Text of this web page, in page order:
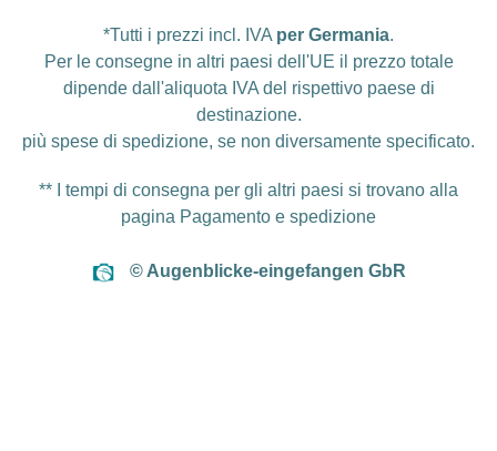
*Tutti i prezzi incl. IVA per Germania.
Per le consegne in altri paesi dell'UE il prezzo totale
dipende dall'aliquota IVA del rispettivo paese di
destinazione.
più spese di spedizione, se non diversamente specificato.
** I tempi di consegna per gli altri paesi si trovano alla
pagina Pagamento e spedizione
© Augenblicke-eingefangen GbR